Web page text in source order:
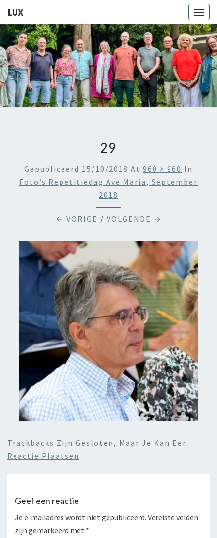
LUX
LUX
Kamerkoor
Onder
Leiding
Van
Angeliki
Ploka
29
Gepubliceerd 15/10/2018 At 960 × 960 In
Foto’s Repetitiedag Ave Maria, September
2018
← VORIGE / VOLGENDE →
Trackbacks Zijn Gesloten, Maar Je Kan Een
Reactie Plaatsen .
Geef een reactie
Je e-mailadres wordt niet gepubliceerd. Vereiste velden
zijn gemarkeerd met *